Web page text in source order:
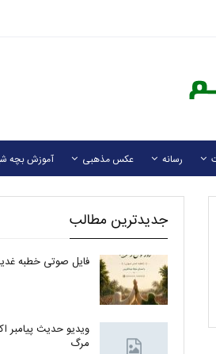
رسانه عکس مذهبی آموزش بچه
جدیدترین مطالب
فایل صوتی خطبه
ویدیو حدیث پیامبر
مرگ